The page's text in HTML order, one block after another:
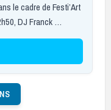
le cadre de Festi’Art
DJ Franck …